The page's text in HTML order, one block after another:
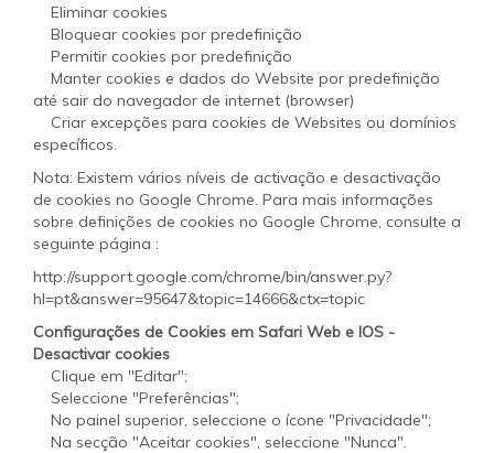
Eliminar cookies
Bloquear cookies por predefinição
Permitir cookies por predefinição
Manter cookies e dados do Website por predefinição
até sair do navegador de internet (browser)
Criar excepções para cookies de Websites ou domínios
específicos.
Nota: Existem vários níveis de activação e desactivação
de cookies no Google Chrome. Para mais informações
sobre definições de cookies no Google Chrome, consulte a
seguinte página :
http://support.google.com/chrome/bin/answer.py?
hl=pt&answer=95647&topic=14666&ctx=topic
Configurações de Cookies em Safari Web e IOS -
Desactivar cookies
Clique em "Editar";
Seleccione "Preferências";
No painel superior, seleccione o ícone "Privacidade";
Na secção "Aceitar cookies", seleccione "Nunca".